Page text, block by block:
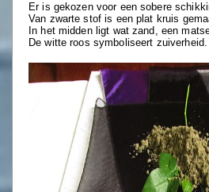
Er is gekozen voor een sobere
Van zwarte stof is een plat kruis
In het midden ligt wat zand, een
De witte roos symboliseert zuiverheid.